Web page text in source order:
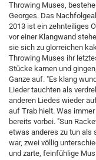
Throwing Muses,
Georges. Das
2013 ist ein zehnteiliges
vor einer Klangwand
sie sich zu glorreichen
Throwing Muses ihr
Stücke kamen und
Ganze auf. "Es klang
Lieder tauchten als
anderen Liedes wieder
auf Trab hielt. Was
bereits vorbei. "Sun
etwas anderes zu tun als
war, zwei völlig
und zarte, feinfühlige